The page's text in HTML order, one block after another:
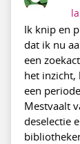
Ik knip en
dat ik nu
een
het inzicht,
een
Mestvaalt
deselectie